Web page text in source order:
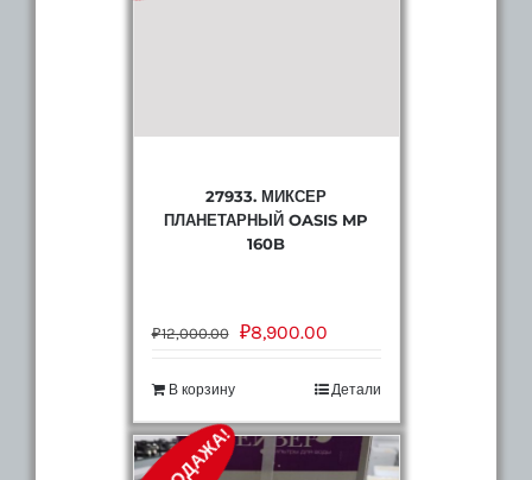
27933. МИКСЕР
ПЛАНЕТАРНЫЙ OASIS MP
160B
₽12,000.00 ₽8,900.00
В корзину Детали